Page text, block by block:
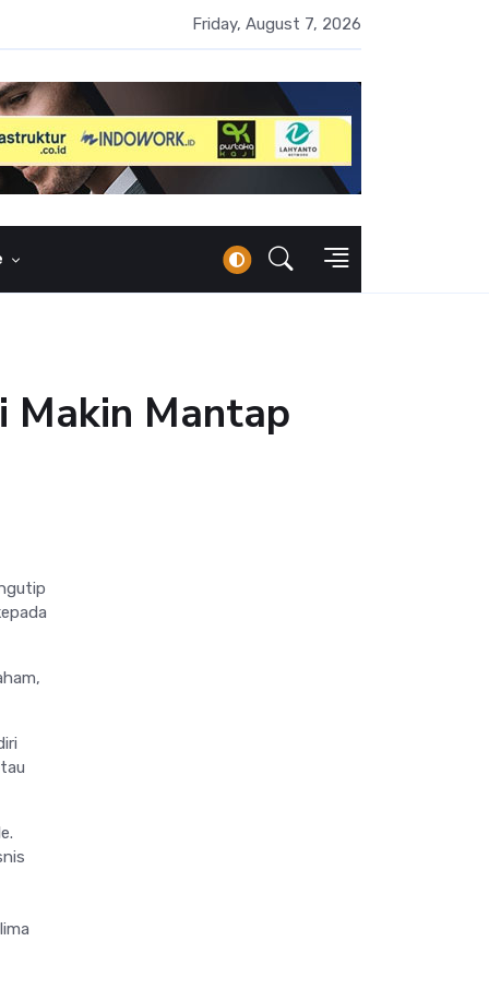
Naik 87 Persen, Arus Kas Operasi Malah Minus US$64,8 Juta
Friday, August 7, 2026
Makin Mantap